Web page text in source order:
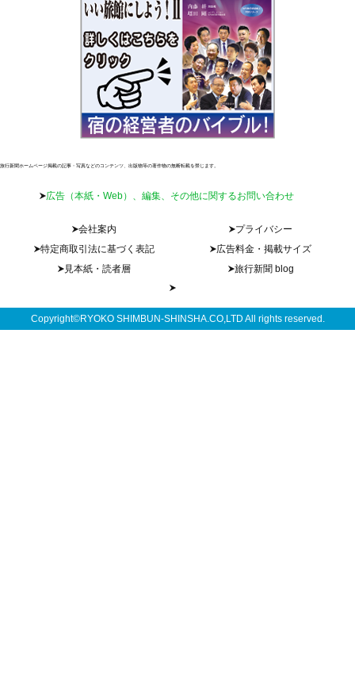
旅行新聞ホームページ掲載の記事・写真などのコンテンツ、出版物等の著作物の無断転載を禁じます。
広告（本紙・Web）、編集、その他に関するお問い合わせ
会社案内
プライバシー
特定商取引法に基づく表記
広告料金・掲載サイズ
見本紙・読者層
旅行新聞 blog
Copyright©RYOKO SHIMBUN-SHINSHA.CO,LTD All rights reserved.